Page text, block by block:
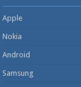
Apple
Nokia
Android
Samsung